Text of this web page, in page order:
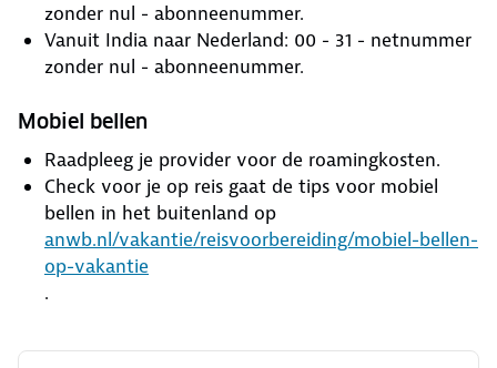
zonder nul - abonneenummer.
Vanuit India naar Nederland: 00 - 31 - netnummer
zonder nul - abonneenummer.
Mobiel bellen
Raadpleeg je provider voor de roamingkosten.
Check voor je op reis gaat de tips voor mobiel
bellen in het buitenland op
anwb.nl/vakantie/reisvoorbereiding/mobiel-bellen-
op-vakantie
.